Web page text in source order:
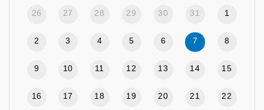
26 27 28 29 30 31 1
2 3 4 5 6 7 8
9 10 11 12 13 14 15
16 17 18 19 20 21 22